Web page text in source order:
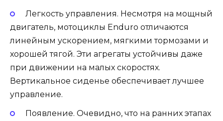
Легкость управления. Несмотря на мощный
двигатель, мотоциклы Enduro отличаются
линейным ускорением, мягкими тормозами и
хорошей тягой. Эти агрегаты устойчивы даже
при движении на малых скоростях.
Вертикальное сиденье обеспечивает лучшее
управление.
Появление. Очевидно, что на ранних этапах